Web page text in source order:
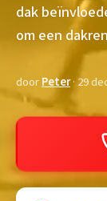
dak
om een
doorPeter· 29